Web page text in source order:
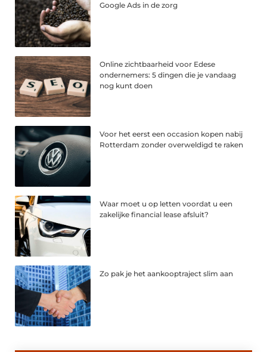
Google Ads in de zorg
Online zichtbaarheid voor Edese
ondernemers: 5 dingen die je vandaag
nog kunt doen
Voor het eerst een occasion kopen nabij
Rotterdam zonder overweldigd te raken
Waar moet u op letten voordat u een
zakelijke financial lease afsluit?
Zo pak je het aankooptraject slim aan